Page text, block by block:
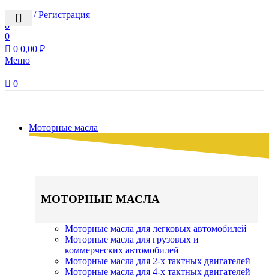
Логин / Регистрация
0
0
0 0,00 ₽
Меню
0
Моторные масла
МОТОРНЫЕ МАСЛА
Моторные масла для легковых автомобилей
Моторные масла для грузовых и
коммерческих автомобилей
Моторные масла для 2-х тактных двигателей
Моторные масла для 4-х тактных двигателей